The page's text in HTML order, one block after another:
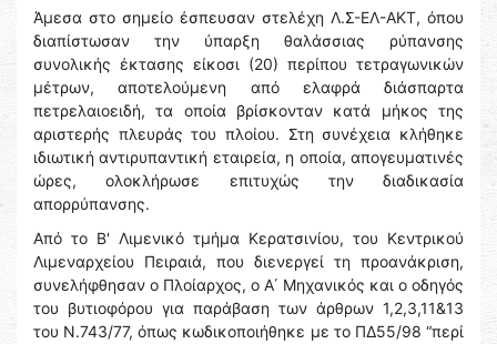
Άμεσα στο σημείο έσπευσαν στελέχη Λ.Σ-ΕΛ-ΑΚΤ, όπου
διαπίστωσαν την ύπαρξη θαλάσσιας ρύπανσης
συνολικής έκτασης είκοσι (20) περίπου τετραγωνικών
μέτρων, αποτελούμενη από ελαφρά διάσπαρτα
πετρελαιοειδή, τα οποία βρίσκονταν κατά μήκος της
αριστερής πλευράς του πλοίου. Στη συνέχεια κλήθηκε
ιδιωτική αντιρυπαντική εταιρεία, η οποία, απογευματινές
ώρες, ολοκλήρωσε επιτυχώς την διαδικασία
απορρύπανσης.
Από το Β' Λιμενικό τμήμα Κερατσινίου, του Κεντρικού
Λιμεναρχείου Πειραιά, που διενεργεί τη προανάκριση,
συνελήφθησαν ο Πλοίαρχος, ο Α΄ Μηχανικός και ο οδηγός
του βυτιοφόρου για παράβαση των άρθρων 1,2,3,11&13
του Ν.743/77, όπως κωδικοποιήθηκε με το ΠΔ55/98 “περί